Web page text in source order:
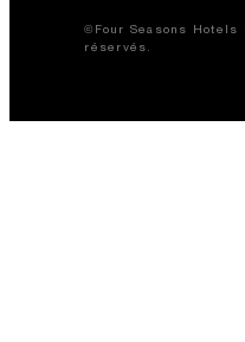
©Four Seasons
réservés.